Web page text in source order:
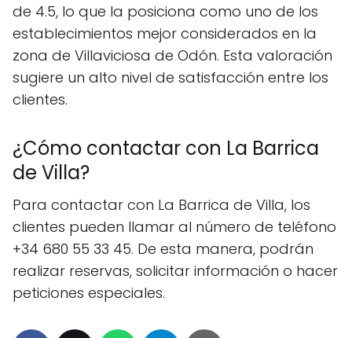
de 4.5, lo que la posiciona como uno de los
establecimientos mejor considerados en la
zona de Villaviciosa de Odón. Esta valoración
sugiere un alto nivel de satisfacción entre los
clientes.
¿Cómo contactar con La Barrica
de Villa?
Para contactar con La Barrica de Villa, los
clientes pueden llamar al número de teléfono
+34 680 55 33 45. De esta manera, podrán
realizar reservas, solicitar información o hacer
peticiones especiales.